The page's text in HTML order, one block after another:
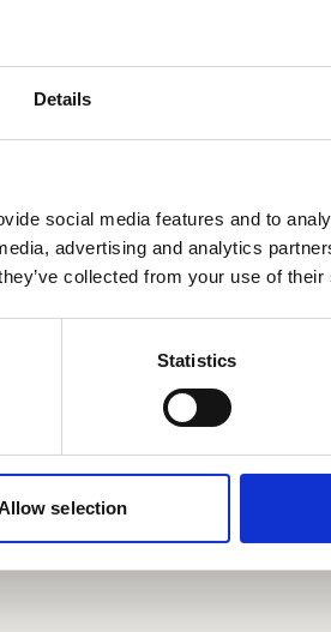
Details
social media features and to
advertising and analytics
collected from your use of
Statistics
selection